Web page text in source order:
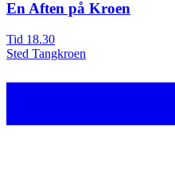
En Aften på Kroen
Tid 18.30
Sted Tangkroen